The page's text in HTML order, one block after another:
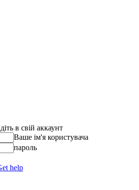
в свій аккаунт
Ваше ім'я користувача
пароль
help